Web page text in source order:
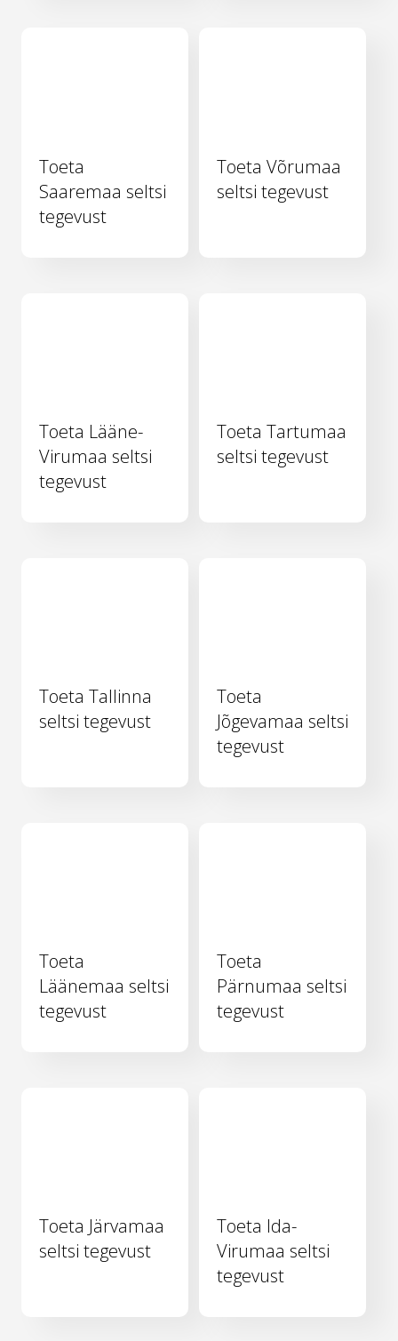
Toeta
Saaremaa seltsi
tegevust
Toeta Võrumaa
seltsi tegevust
Toeta Lääne-
Virumaa seltsi
tegevust
Toeta Tartumaa
seltsi tegevust
Toeta Tallinna
seltsi tegevust
Toeta
Jõgevamaa seltsi
tegevust
Toeta
Läänemaa seltsi
tegevust
Toeta
Pärnumaa seltsi
tegevust
Toeta Järvamaa
seltsi tegevust
Toeta Ida-
Virumaa seltsi
tegevust